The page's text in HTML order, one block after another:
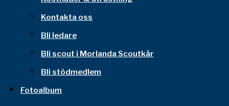
Kontakta oss
Bli ledare
Bli scout i Morlanda Scoutkår
Bli stödmedlem
Fotoalbum